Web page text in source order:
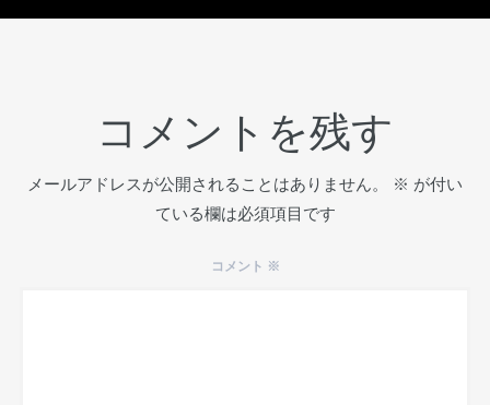
コメントを残す
メールアドレスが公開されることはありません。 ※ が付い
ている欄は必須項目です
コメント ※